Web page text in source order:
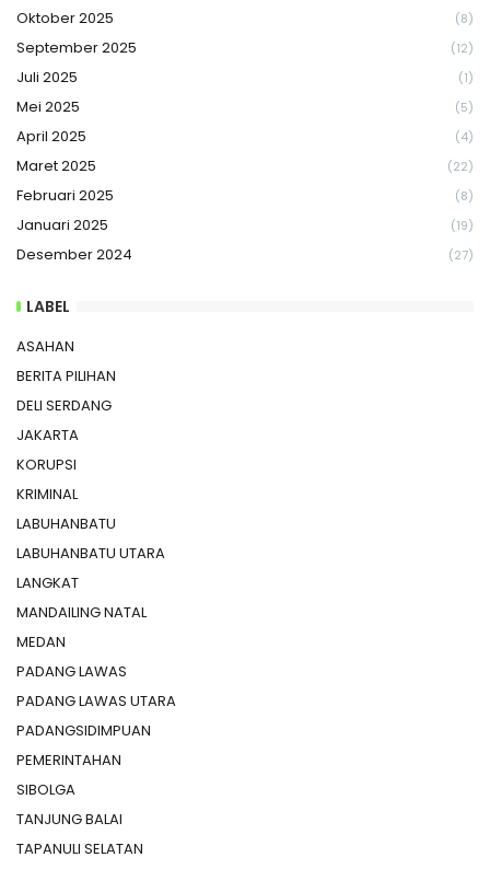
Oktober 2025 (8)
September 2025 (12)
Juli 2025 (1)
Mei 2025 (5)
April 2025 (4)
Maret 2025 (22)
Februari 2025 (8)
Januari 2025 (19)
Desember 2024 (27)
LABEL
ASAHAN
BERITA PILIHAN
DELI SERDANG
JAKARTA
KORUPSI
KRIMINAL
LABUHANBATU
LABUHANBATU UTARA
LANGKAT
MANDAILING NATAL
MEDAN
PADANG LAWAS
PADANG LAWAS UTARA
PADANGSIDIMPUAN
PEMERINTAHAN
SIBOLGA
TANJUNG BALAI
TAPANULI SELATAN